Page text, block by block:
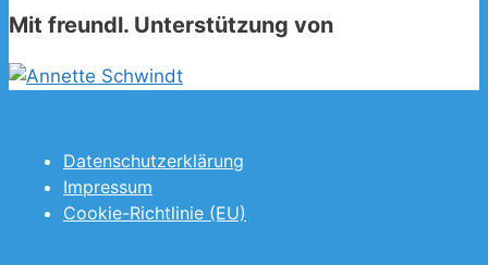
Mit freundl. Unterstützung von
Datenschutzerklärung
Impressum
Cookie-Richtlinie (EU)